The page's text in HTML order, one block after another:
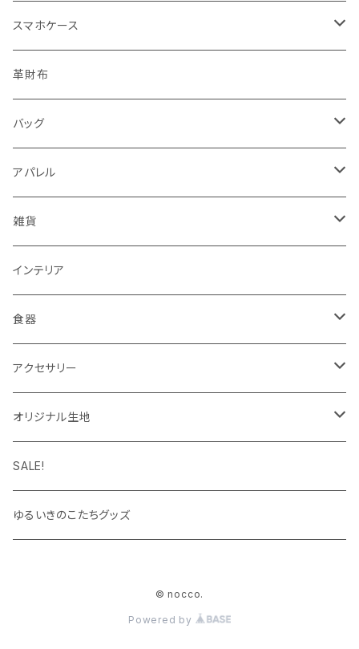
ポストカード・ボールペン
レターセット・メモ
シール・ステッカー・マスキングテープ
スタンプ・はんこ
ノート・手帳・カレンダー
ラッピングペーパー・封筒
インク
スマホケース
手帳型ケース
グリップ型ケース
スマホリング
マルチクロス（メガネ拭き）
革財布
バッグ
トートバッグ・ランチバッグ
がま口バッグ
アパレル
Tシャツ
ワンピース
タイツ・レギンス
靴下
パーカー
キャップ・ハット
キッズサイズ
雑貨
ポーチ
トートバッグ
ケース
キーホルダー
ハンカチ
インテリア
食器
マグカップ
カップ＆ソーサー
アクセサリー
ブローチ
オリジナル生地
オックスフォード
シーチング
SALE!
ゆるいきのこたちグッズ
© nocco.
Powered by